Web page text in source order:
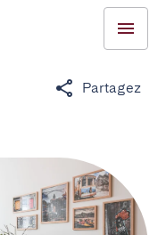
Partagez